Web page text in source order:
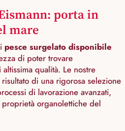
porta in
mare
pesce surgelato disponibile
di poter trovare
qualità. Le nostre
di una rigorosa selezione
di lavorazione avanzati,
organolettiche del